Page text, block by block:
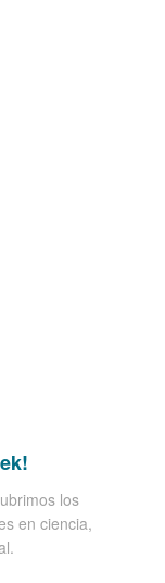
los
en ciencia,